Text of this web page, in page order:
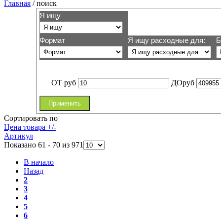
Главная /поиск
Я ищу
Формат Я ищу расходные для:
ОТ руб ДОруб
Применить
Сортировать по
Цена товара +/-
Артикул
Показано 61 - 70 из 971
В начало
Назад
2
3
4
5
6